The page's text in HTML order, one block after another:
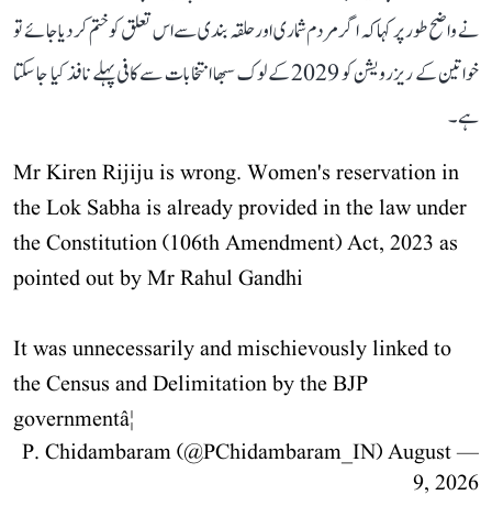
نے واضح طور پر کہا کہ اگر مردم شماری اور حلقہ بندی سے اس تعلق کو ختم کر دیا جائے تو
خواتین کے ریزرویشن کو 2029 کے لوک سبھا انتخابات سے کافی پہلے نافذ کیا جا سکتا
ہے۔
Mr Kiren Rijiju is wrong. Women's reservation in
the Lok Sabha is already provided in the law under
the Constitution (106th Amendment) Act, 2023 as
pointed out by Mr Rahul Gandhi
It was unnecessarily and mischievously linked to
the Census and Delimitation by the BJP
governmentâ¦
— P. Chidambaram (@PChidambaram_IN)
August
9, 2026